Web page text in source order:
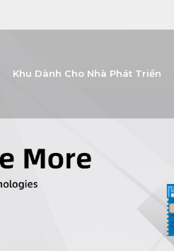
Khu Dành Cho Nhà Phát Triển